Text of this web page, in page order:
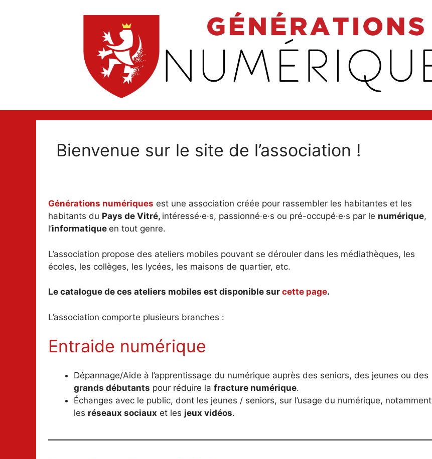
Bienvenue sur le site de l’association !
Générations numériques est une association créée pour rassembler les habitantes et les
habitants du Pays de Vitré, intéressé·e·s, passionné·e·s ou pré-occupé·e·s par le numérique,
l’informatique en tout genre.
L’association propose des ateliers mobiles pouvant se dérouler dans les médiathèques, les
écoles, les collèges, les lycées, les maisons de quartier, etc.
Le catalogue de ces ateliers mobiles est disponible sur cette page.
L’association comporte plusieurs branches :
Entraide numérique
Dépannage/Aide à l’apprentissage du numérique auprès des seniors, des jeunes ou des
grands débutants pour réduire la fracture numérique.
Échanges avec le public, dont les jeunes / seniors, sur l’usage du numérique, notamment
les réseaux sociaux et les jeux vidéos.